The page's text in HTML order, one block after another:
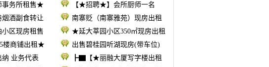
事务所租售★
【★招聘★】会所厨师一名
酒副食转让
南寨贬（南寨雅苑）现房出租
区现房租售
★延大莘园小区350㎡现房出租
楼商铺出租★
出售碧桂园听湖现房(带车位)
业务代表
┣▇【★丽融大厦写字楼出租